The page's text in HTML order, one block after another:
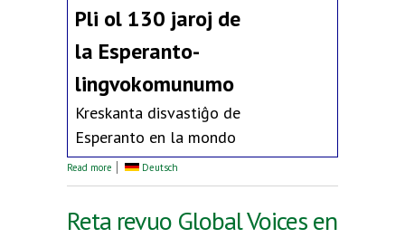
Pli ol 130 jaroj de
la Esperanto-
lingvokomunumo
Kreskanta disvastiĝo de
Esperanto en la mondo
Read more about Deklaro de Germana Esperanto-Asocio
Deutsch
Reta revuo Global Voices en